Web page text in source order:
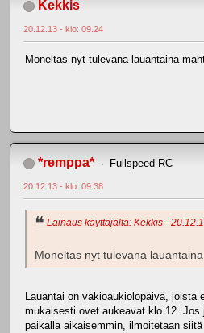
Kekkis
20.12.13 - klo: 09.24
Moneltas nyt tulevana lauantaina
*remppa* Fullspeed RC
20.12.13 - klo: 09.38
Lainaus käyttäjältä: Kekkis -
Moneltas nyt tulevana
Lauantai on vakioaukiolopäivä, joista
mukaisesti ovet aukeavat klo 12. Jos
paikalla aikaisemmin, ilmoitetaan